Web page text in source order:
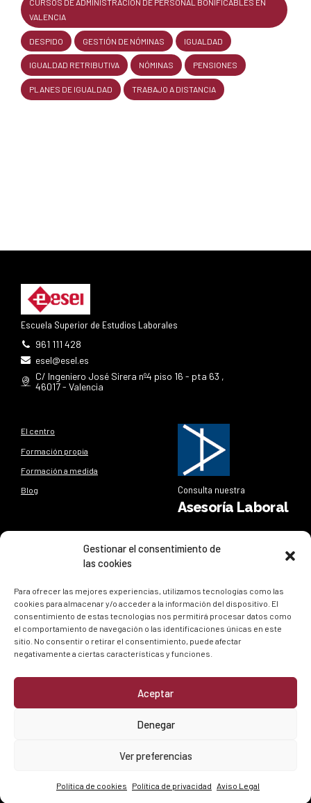
Gestionar el consentimiento de
las cookies
Para ofrecer las mejores experiencias, utilizamos tecnologías como las
cookies para almacenar y/o acceder a la información del dispositivo. El
consentimiento de estas tecnologías nos permitirá procesar datos como
el comportamiento de navegación o las identificaciones únicas en este
sitio. No consentir o retirar el consentimiento, puede afectar
negativamente a ciertas características y funciones.
Aceptar
Denegar
Ver preferencias
Política de cookies Política de privacidad Aviso Legal
CURSOS DE ADMINISTRACIÓN DE PERSONAL BONIFICABLES EN
VALENCIA
DESPIDO GESTIÓN DE NÓMINAS IGUALDAD
IGUALDAD RETRIBUTIVA NÓMINAS PENSIONES
PLANES DE IGUALDAD TRABAJO A DISTANCIA
Escuela Superior de Estudios Laborales
961 111 428
esel@esel.es
C/ Ingeniero José Sirera nº4 piso 16 - pta 63 ,
46017 - Valencia
El centro
Formación propia
Formación a medida
Blog Consulta nuestra
Asesoría Laboral
que sucede enESEL
Política de privacidad
. Todos los derechos reservados.